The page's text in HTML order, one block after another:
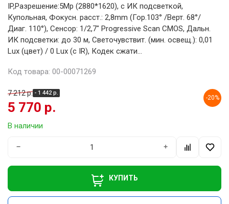
IP,Разрешение:5Mp (2880*1620), с ИК подсветкой,
Купольная, Фокусн. расст.: 2,8mm (Гор.103° /Верт. 68°/
Диаг. 110°), Сенсор: 1/2,7" Progressive Scan CMOS, Дальн.
ИК подсветки: до 30 м, Светочувствит. (мин. освещ.): 0,01
Lux (цвет) / 0 Lux (с IR), Кодек сжати...
Код товара: 00-00071269
7 212 р. - 1 442 р.
5 770 р.
-20%
В наличии
− +
КУПИТЬ